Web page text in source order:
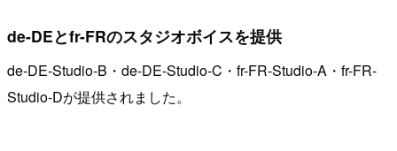
de-DEとfr-FRのスタジオボイスを提供
de-DE-Studio-B・de-DE-Studio-C・fr-FR-Studio-A・fr-FR-
Studio-Dが提供されました。